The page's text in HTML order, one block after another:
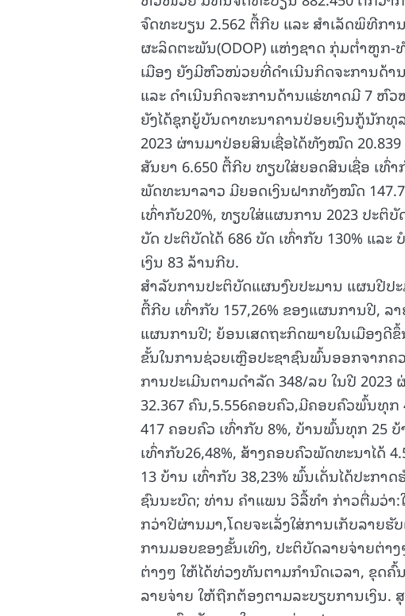
ຈົດທະບຽນ 2.562 ຕື້ກີບ ແລະ ສໍາເລັດພິທີກ
ຜະລິດຕະພັນ(ODOP) ແຫ່ງຊາດ ກຸ່ມຕໍ່າຫູ
ເມືອງ ຍັງມີຫົວໜ່ວຍທີ່ດໍາເນີນກິດຈະການດ້
ແລະ ດໍາເນີນກິດຈະການດ້ານແຮ່ທາດມີ 7
ຍັງໄດ້ຊຸກຍູ້ບັນດາທະນາຄານປ່ອຍເງິນກູ້ນັກ
2023 ຜ່ານມາປ່ອຍສິນເຊື່ອໄດ້ທັງໝົດ
ສັນຍາ 6.650 ຕື້ກີບ ທຽບໃສ່ຍອດສິນເຊື່ອ ເ
ພັດທະນາລາວ ມີຍອດເງິນຝາກທັງໝົດ
ເທົ່າກັບ20%, ທຽບໃສ່ແຜນການ 2023 ປະຕິ
ບັດ ປະຕິບັດໄດ້ 686 ບັດ ເທົ່າກັບ 130% ແລ
ເງິນ 83 ລ້ານກີບ.
ສໍາລັບການປະຕິບັດແຜນງົບປະມານ ແຜນປີປະ
ຕື້ກີບ ເທົ່າກັບ 157,26% ຂອງແຜນການປີ, ລ
ແຜນການປີ; ຍ້ອນເສດຖະກິດພາຍໃນເມືອງດີ
ຂັ້ນໃນການຊ່ວຍເຫຼືອປະຊາຊົນພົ້ນອອກຈາກ
ການປະເມີນຕາມດໍາລັດ 348/ລບ ໃນປີ
32.367 ຄົນ,5.556ຄອບຄົວ,ມີຄອບຄົວພົ້ນທຸ
417 ຄອບຄົວ ເທົ່າກັບ 8%, ບ້ານພົ້ນທຸກ 25
ເທົ່າກັບ26,48%, ສ້າງຄອບຄົວພັດທະນາໄດ້
13 ບ້ານ ເທົ່າກັບ 38,23% ພົ້ນເດັ່ນໄດ້ປະກ
ຊົນນະບົດ; ທ່ານ ຄໍາແພນ ວີລື້ທໍາ ກ່າວຕື່ມວ່າ
ກວ່າປີຜ່ານມາ,ໂດຍຈະເລັ່ງໃສ່ການເກັບລາຍ
ການມອບຂອງຂັ້ນເທິງ, ປະຕິບັດລາຍຈ່າຍຕ່
ຕ່າງໆ ໃຫ້ໄດ້ທ່ວງທັນຕາມກໍານົດເວລາ, ຂຸດຄົ້
ລາຍຈ່າຍ ໃຫ້ຖືກຕ້ອງຕາມລະບຽບການເງິນ.